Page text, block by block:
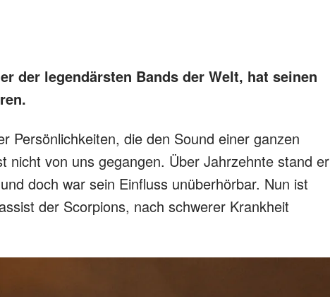
der legendärsten Bands der Welt, hat seinen
Persönlichkeiten, die den Sound einer ganzen
nicht von uns gegangen. Über Jahrzehnte stand er
doch war sein Einfluss unüberhörbar. Nun ist
der Scorpions, nach schwerer Krankheit